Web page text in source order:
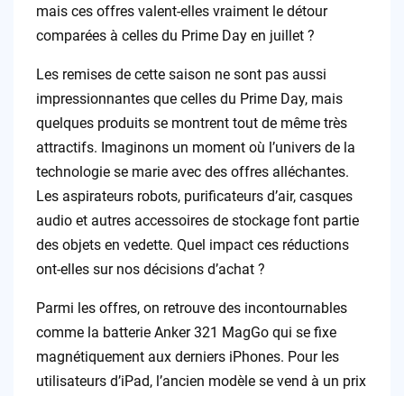
mais ces offres valent-elles vraiment le détour
comparées à celles du Prime Day en juillet ?
Les remises de cette saison ne sont pas aussi
impressionnantes que celles du Prime Day, mais
quelques produits se montrent tout de même très
attractifs. Imaginons un moment où l’univers de la
technologie se marie avec des offres alléchantes.
Les aspirateurs robots, purificateurs d’air, casques
audio et autres accessoires de stockage font partie
des objets en vedette. Quel impact ces réductions
ont-elles sur nos décisions d’achat ?
Parmi les offres, on retrouve des incontournables
comme la batterie Anker 321 MagGo qui se fixe
magnétiquement aux derniers iPhones. Pour les
utilisateurs d’iPad, l’ancien modèle se vend à un prix